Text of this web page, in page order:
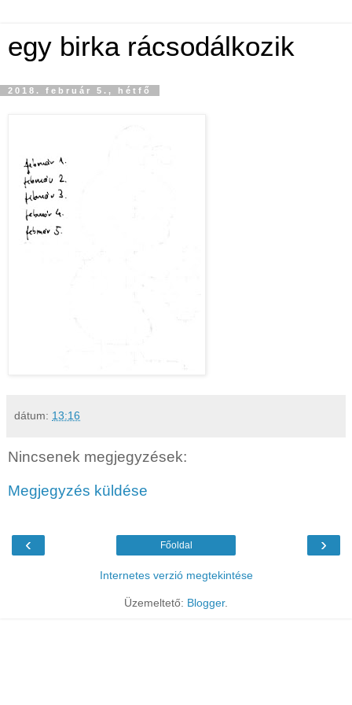
egy birka rácsodálkozik
2018. február 5., hétfő
dátum: 13:16
Nincsenek megjegyzések:
Megjegyzés küldése
‹ ›
Főoldal
Internetes verzió megtekintése
Üzemeltető: Blogger.